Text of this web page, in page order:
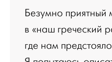
Безумно
в «наш греческий
где нам